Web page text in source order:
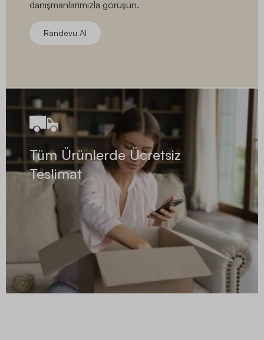
danışmanlarımızla görüşün.
Randevu Al
Tüm Ürünlerde Ücretsiz
Teslimat